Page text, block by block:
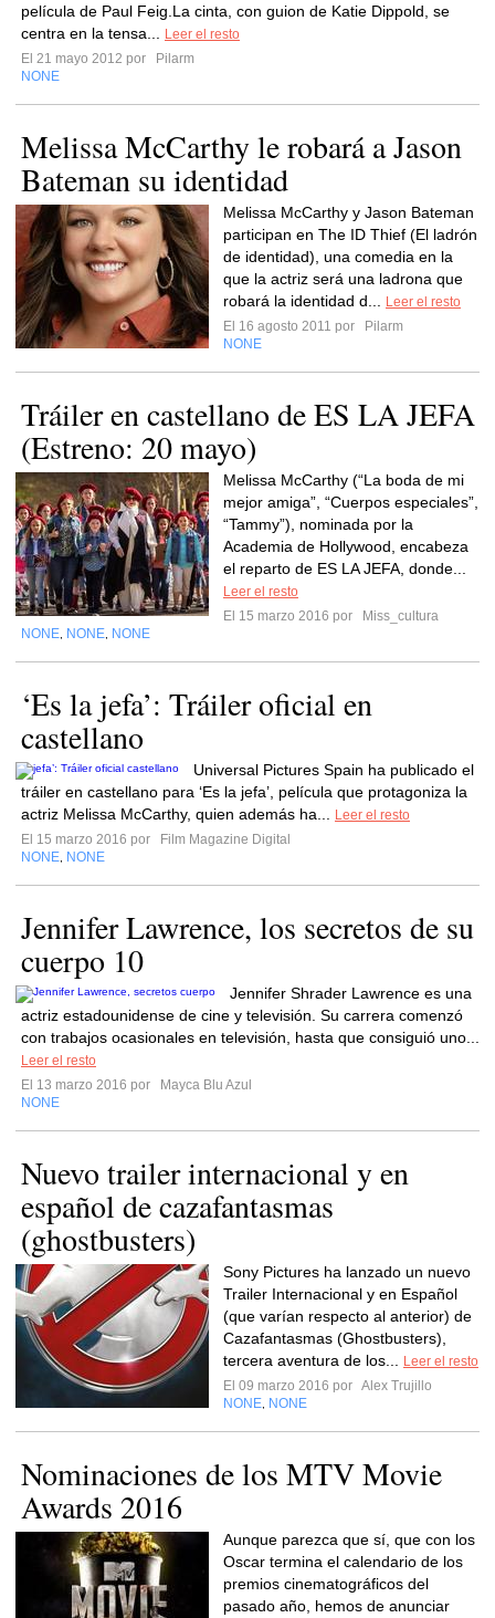
película de Paul Feig.La cinta, con guion de Katie Dippold, se
centra en la tensa...
Leer el resto
El 21 mayo 2012 por
Pilarm
NONE
Melissa McCarthy le robará a Jason
Bateman su identidad
Melissa McCarthy y Jason Bateman
participan en The ID Thief (El ladrón
de identidad), una comedia en la
que la actriz será una ladrona que
robará la identidad d...
Leer el resto
El 16 agosto 2011 por
Pilarm
NONE
Tráiler en castellano de ES LA JEFA
(Estreno: 20 mayo)
Melissa McCarthy (“La boda de mi
mejor amiga”, “Cuerpos especiales”,
“Tammy”), nominada por la
Academia de Hollywood, encabeza
el reparto de ES LA JEFA, donde...
Leer el resto
El 15 marzo 2016 por
Miss_cultura
NONE NONE NONE
‘Es la jefa’: Tráiler oficial en
castellano
Universal Pictures Spain ha publicado el
tráiler en castellano para ‘Es la jefa’, película que protagoniza la
actriz Melissa McCarthy, quien además ha...
Leer el resto
El 15 marzo 2016 por
Film Magazine Digital
NONE NONE
Jennifer Lawrence, los secretos de su
cuerpo 10
Jennifer Shrader Lawrence es una
actriz estadounidense de cine y televisión. Su carrera comenzó
con trabajos ocasionales en televisión, hasta que consiguió uno...
Leer el resto
El 13 marzo 2016 por
Mayca Blu Azul
NONE
Nuevo trailer internacional y en
español de cazafantasmas
(ghostbusters)
Sony Pictures ha lanzado un nuevo
Trailer Internacional y en Español
(que varían respecto al anterior) de
Cazafantasmas (Ghostbusters),
tercera aventura de los...
Leer el resto
El 09 marzo 2016 por Alex Trujillo
NONE NONE
Nominaciones de los MTV Movie
Awards 2016
Aunque parezca que sí, que con los
Oscar termina el calendario de los
premios cinematográficos del
pasado año, hemos de anunciar